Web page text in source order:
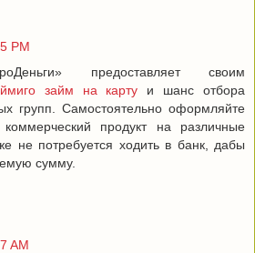
PM
предоставляет своим
займ на карту и шанс отбора
групп. Самостоятельно оформляйте
коммерческий продукт на различные
не потребуется ходить в банк, дабы
сумму.
AM